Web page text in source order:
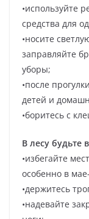
•используйте
средства для
•носите
заправляйте
уборы;
•после
детей и
•боритесь с
В лесу будьте
•избегайте
особенно в
•держитесь
•надевайте